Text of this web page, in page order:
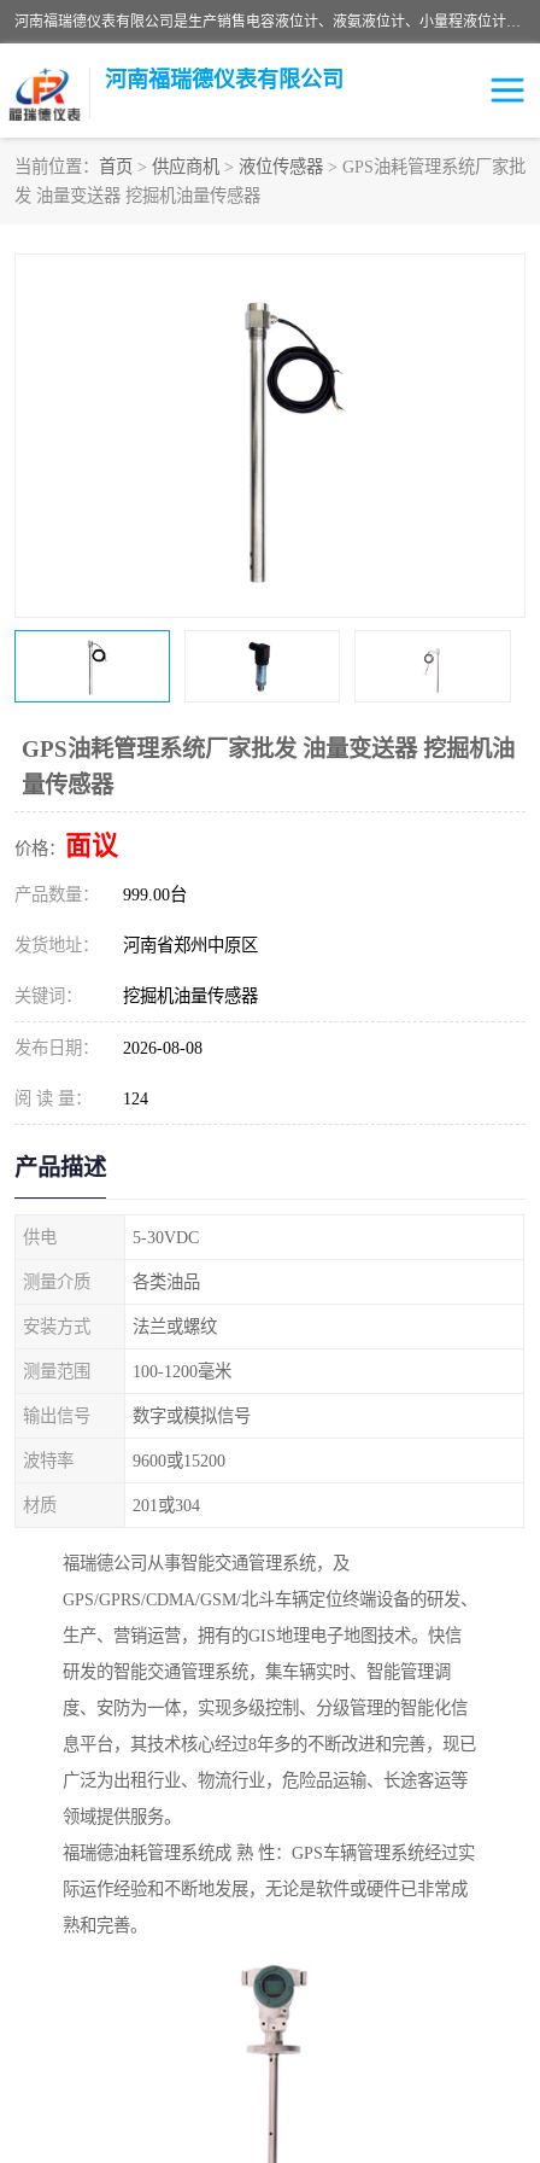
河南福瑞德仪表有限公司是生产销售电容液位计、液氨液位计、小量程液位计定制、智能锅炉水位计、液氮液位计等；并在产品开发、研制的过程中，吸取国内外仪器仪表的技术精华，建立了一支高、精、尖的科研开发队伍，使产品性能不断升级。
河南福瑞德仪表有限公司
当前位置： 首页 > 供应商机 > 液位传感器 > GPS油耗管理系统厂家批
发 油量变送器 挖掘机油量传感器
GPS油耗管理系统厂家批发 油量变送器 挖掘机油
量传感器
价格： 面议
产品数量： 999.00台
发货地址： 河南省郑州中原区
关键词： 挖掘机油量传感器
发布日期： 2026-08-08
阅 读 量： 124
产品描述
供电 5-30VDC
测量介质 各类油品
安装方式 法兰或螺纹
测量范围 100-1200毫米
输出信号 数字或模拟信号
波特率 9600或15200
材质 201或304
福瑞德公司从事智能交通管理系统，及
GPS/GPRS/CDMA/GSM/北斗车辆定位终端设备的研发、
生产、营销运营，拥有的GIS地理电子地图技术。快信
研发的智能交通管理系统，集车辆实时、智能管理调
度、安防为一体，实现多级控制、分级管理的智能化信
息平台，其技术核心经过8年多的不断改进和完善，现已
广泛为出租行业、物流行业，危险品运输、长途客运等
领域提供服务。
福瑞德油耗管理系统成 熟 性：GPS车辆管理系统经过实
际运作经验和不断地发展，无论是软件或硬件已非常成
熟和完善。
液位计
液氮液位计
液位计传感器定制
流量仪表